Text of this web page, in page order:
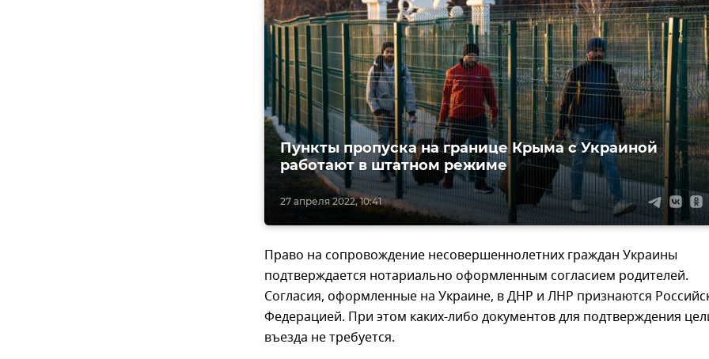
27 апреля 2022, 10:41
Пункты пропуска на границе Крыма с Украиной
работают в штатном режиме
Право на сопровождение несовершеннолетних граждан Украины
подтверждается нотариально оформленным согласием родителей.
Согласия, оформленные на Украине, в ДНР и ЛНР признаются
Федерацией. При этом каких-либо документов для подтверждения
въезда не требуется.